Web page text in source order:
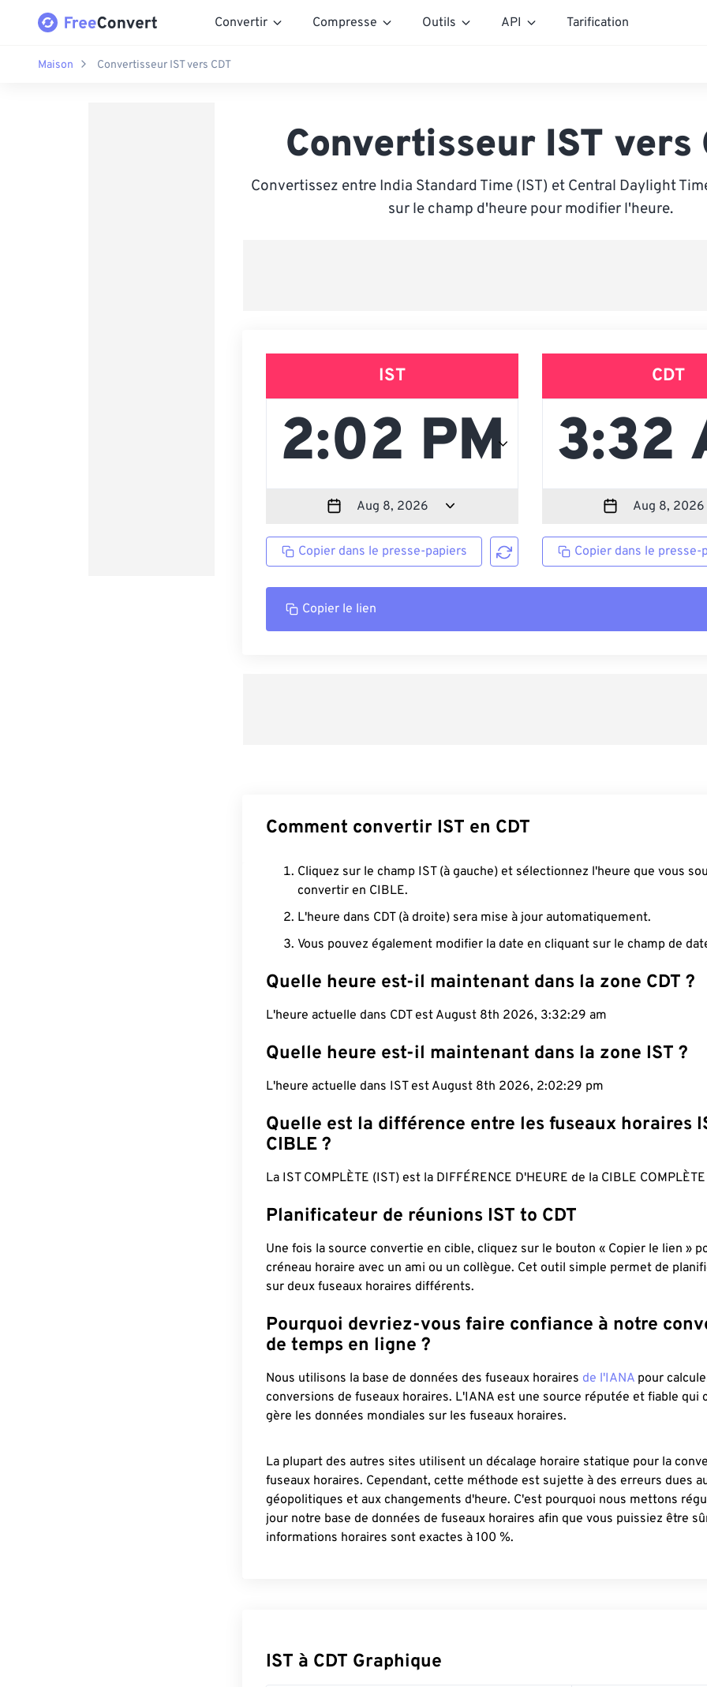
Convertir Compresse Outils API Tarification
Maison Convertisseur IST vers CDT
Convertisseur IST vers
Convertissez entre India Standard Time (IST) et Central Daylight
sur le champ d'heure pour modifier l'heure.
IST
Copier dans le presse-papiers
CDT
Copier dans le presse-
Copier le lien
Comment convertir IST en CDT
Cliquez sur le champ IST (à gauche) et sélectionnez l'heure que vous
convertir en CIBLE.
L'heure dans CDT (à droite) sera mise à jour automatiquement.
Vous pouvez également modifier la date en cliquant sur le champ de
Quelle heure est-il maintenant dans la zone CDT ?
L'heure actuelle dans CDT est August 8th 2026, 3:32:30 am
Quelle heure est-il maintenant dans la zone IST ?
L'heure actuelle dans IST est August 8th 2026, 2:02:30 pm
Quelle est la différence entre les fuseaux horaires
CIBLE ?
La IST COMPLÈTE (IST) est la DIFFÉRENCE D'HEURE de la CIBLE COMPLÈTE
Planificateur de réunions IST to CDT
Une fois la source convertie en cible, cliquez sur le bouton « Copier le lien »
créneau horaire avec un ami ou un collègue. Cet outil simple permet de
sur deux fuseaux horaires différents.
Pourquoi devriez-vous faire confiance à notre
de temps en ligne ?
Nous utilisons la base de données des fuseaux horaires de l'IANA pour
conversions de fuseaux horaires. L'IANA est une source réputée et fiable qui
gère les données mondiales sur les fuseaux horaires.
La plupart des autres sites utilisent un décalage horaire statique pour la
fuseaux horaires. Cependant, cette méthode est sujette à des erreurs dues
géopolitiques et aux changements d'heure. C'est pourquoi nous mettons
jour notre base de données de fuseaux horaires afin que vous puissiez être
informations horaires sont exactes à 100 %.
IST à CDT Graphique